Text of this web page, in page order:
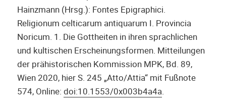
Hainzmann (Hrsg.): Fontes Epigraphici.
Religionum celticarum antiquarum I. Provincia
Noricum. 1. Die Gottheiten in ihren sprachlichen
und kultischen Erscheinungsformen. Mitteilungen
der prähistorischen Kommission MPK, Bd. 89,
Wien 2020, hier S. 245 „Atto/Attia“ mit Fußnote
574, Online:doi:10.1553/0x003b4a4a.